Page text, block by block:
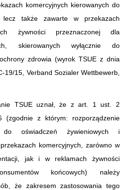
komercyjnych kierowanych do
lecz także zawarte w przekazach
żywności przeznaczonej dla
skierowanych wyłącznie do
zdrowia (wyrok TSUE z dnia
15, Verband Sozialer Wettbewerb,
TSUE uznał, że z art. 1 ust. 2
(zgodnie z którym: rozporządzenie
do oświadczeń żywieniowych i
komercyjnych, zarówno w
jak i w reklamach żywności
końcowych) należy
że zakresem zastosowania tego